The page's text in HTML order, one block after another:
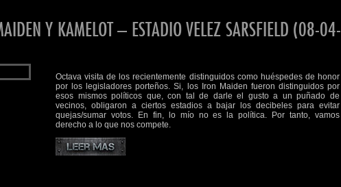
Y KAMELOT – ESTADIO VELEZ SARSFIELD (08-04-
Octava visita de los recientemente distinguidos como huéspedes de honor
por los legisladores porteños. Si, los Iron Maiden fueron distinguidos por
esos mismos políticos que, con tal de darle el gusto a un puñado de
vecinos, obligaron a ciertos estadios a bajar los decibeles para evitar
quejas/sumar votos. En fin, lo mío no es la política. Por tanto, vamos
derecho a lo que nos compete.